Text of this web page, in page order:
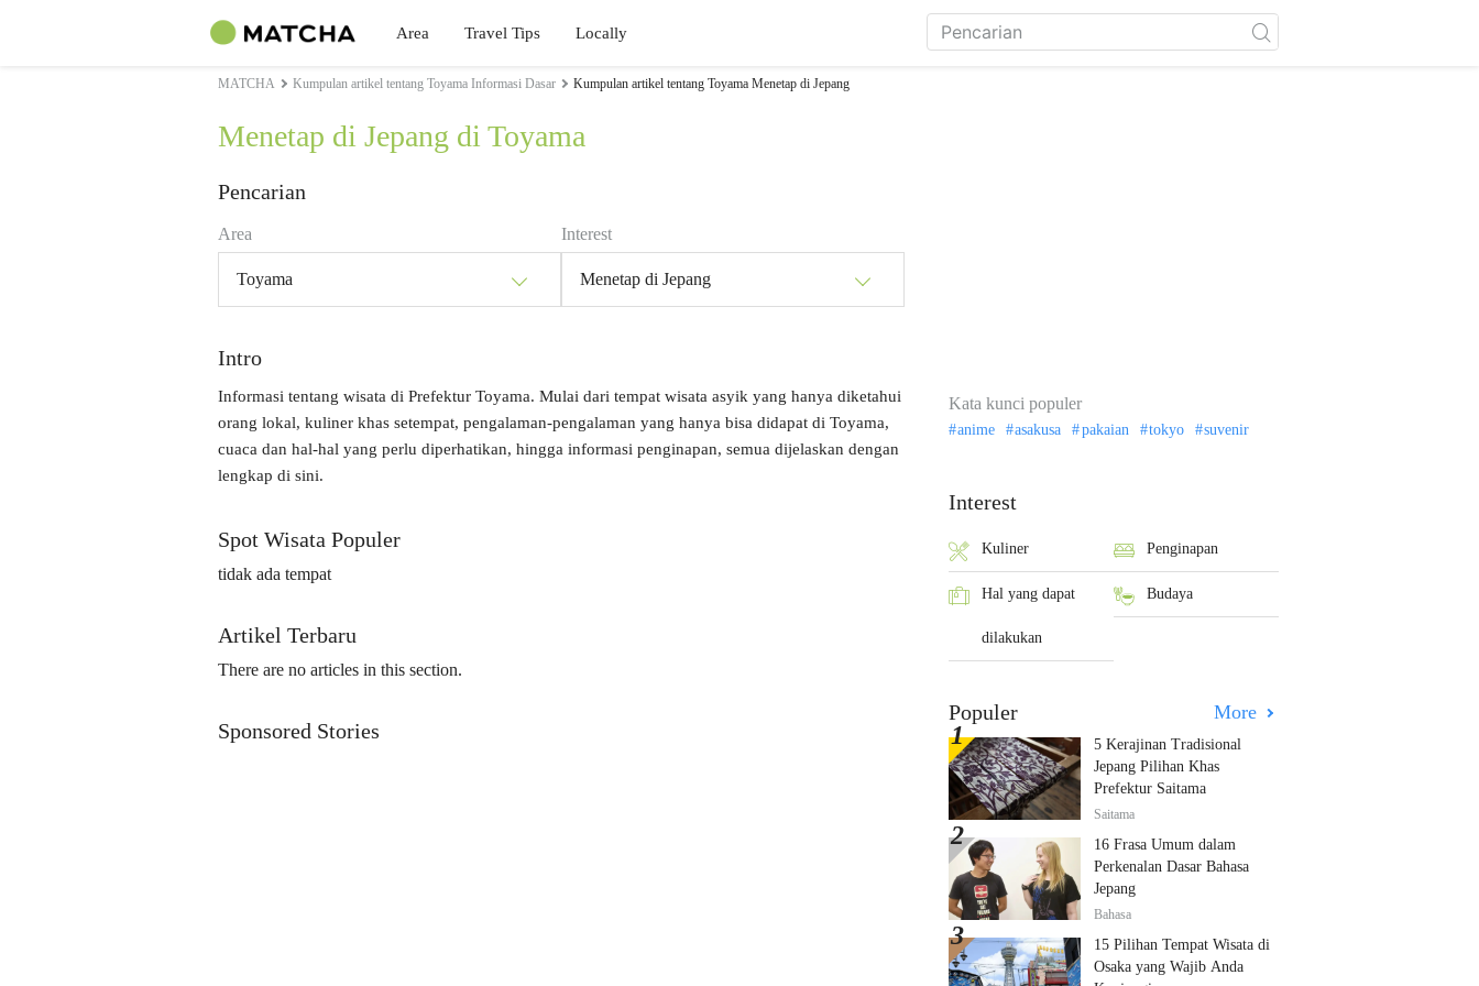
Area Travel Tips Locally
MATCHA Kumpulan artikel tentang Toyama Informasi Dasar Kumpulan artikel tentang Toyama Menetap di Jepang
Menetap di Jepang di Toyama
Pencarian
Area
Toyama
Interest
Menetap di Jepang
Intro
Informasi tentang wisata di Prefektur Toyama. Mulai dari tempat wisata asyik yang hanya diketahui
orang lokal, kuliner khas setempat, pengalaman-pengalaman yang hanya bisa didapat di Toyama,
cuaca dan hal-hal yang perlu diperhatikan, hingga informasi penginapan, semua dijelaskan dengan
lengkap di sini.
Spot Wisata Populer
tidak ada tempat
Artikel Terbaru
There are no articles in this section.
Sponsored Stories
Kata kunci populer
anime asakusa pakaian tokyo suvenir
Interest
Kuliner Penginapan
Hal yang dapat
dilakukan
Budaya
Populer More
5 Kerajinan Tradisional
Jepang Pilihan Khas
Prefektur Saitama
Saitama
16 Frasa Umum dalam
Perkenalan Dasar Bahasa
Jepang
Bahasa
15 Pilihan Tempat Wisata di
Osaka yang Wajib Anda